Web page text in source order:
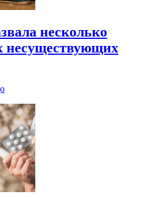
несколько
несуществующих